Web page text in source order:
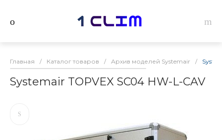
Главная / Каталог товаров / Архив моделей Systemair /
Systemair TOPVEX SC04 HW-L-CAV